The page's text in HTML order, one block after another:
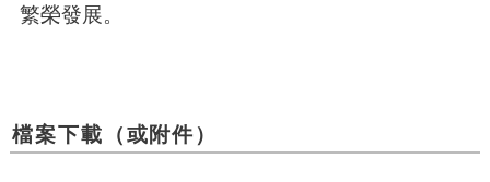
繁榮發展。
檔案下載（或附件）